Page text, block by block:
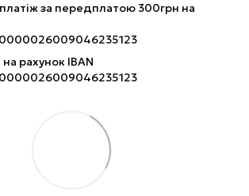
за передплатою 300грн на
рахунок IBAN